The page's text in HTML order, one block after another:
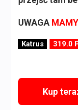
UWAGA
Katrus 319.0
Kup